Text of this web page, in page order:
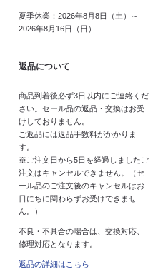
夏季休業：2026年8月8日（土）～
2026年8月16日（日）
返品について
商品到着後必ず3日以内にご連絡くだ
さい。セール品の返品・交換はお受
けしておりません。
ご返品には返品手数料がかかりま
す。
※ご注文日から5日を経過しましたご
注文はキャンセルできません。（セ
ール品のご注文後のキャンセルはお
日にちに関わらずお受けできませ
ん。）
不良・不具合の場合は、交換対応、
修理対応となります。
返品の詳細はこちら